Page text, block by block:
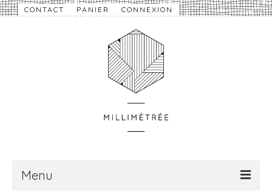
CONTACT PANIER CONNEXION
Menu